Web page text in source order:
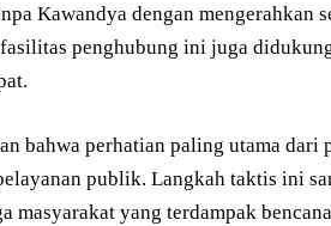
Kawandya dengan mengerahkan
penghubung ini juga
bahwa perhatian paling utama dari
publik. Langkah taktis ini
yang terdampak